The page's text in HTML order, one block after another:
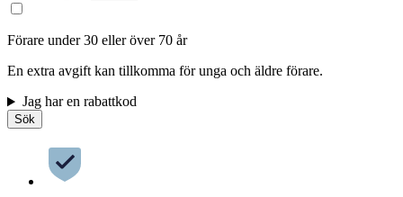
Förare under 30 eller över 70 år
En extra avgift kan tillkomma för unga och äldre förare.
Jag har en rabattkod
Sök